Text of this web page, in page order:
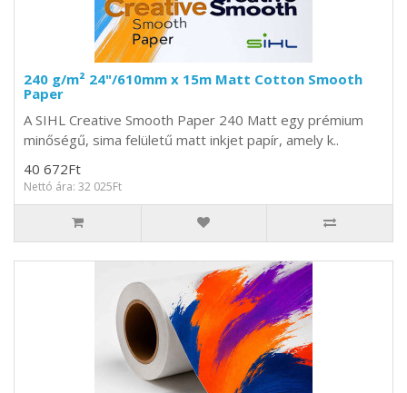
240 g/m² 24"/610mm x 15m Matt Cotton Smooth
Paper
A SIHL Creative Smooth Paper 240 Matt egy prémium
minőségű, sima felületű matt inkjet papír, amely k..
40 672Ft
Nettó ára: 32 025Ft